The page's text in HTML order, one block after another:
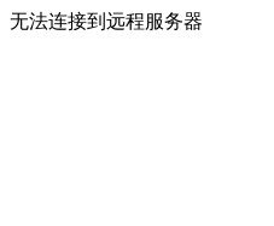
无法连接到远程服务器